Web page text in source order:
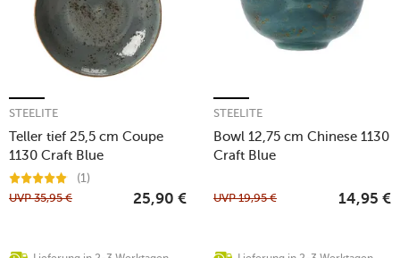
Teller tief 25,5 cm Coupe
1130 Craft Blue
STEELITE
(1)
UVP35,95 € 25,90 €
Bowl 12,75 cm Chinese 1130
Craft Blue
STEELITE
UVP19,95 € 14,95 €